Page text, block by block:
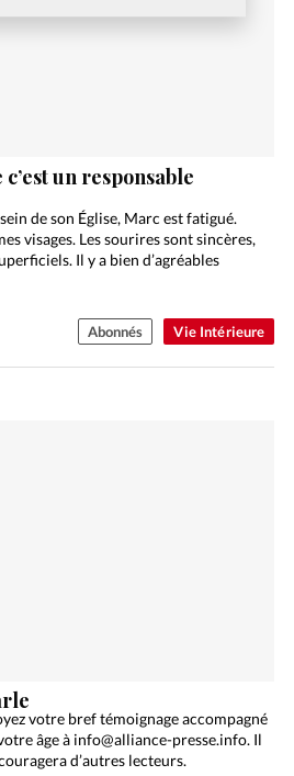
Vie Intérieure
un responsable
de son Église, Marc est fatigué.
visages. Les sourires sont sincères,
Il y a bien d’agréables
Abonnés
votre bref témoignage accompagné
âge à info@alliance-presse.info. Il
d’autres lecteurs.